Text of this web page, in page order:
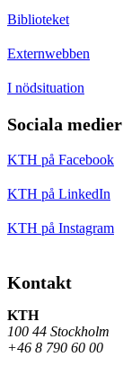
Biblioteket
Externwebben
I nödsituation
Sociala medier
KTH på Facebook
KTH på LinkedIn
KTH på Instagram
Kontakt
KTH
100 44 Stockholm
+46 8 790 60 00